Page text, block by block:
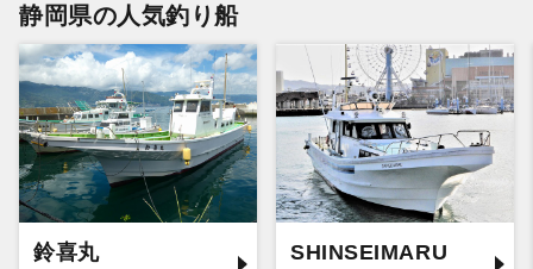
静岡県の人気釣り船
鈴喜丸 SHINSEIMARU